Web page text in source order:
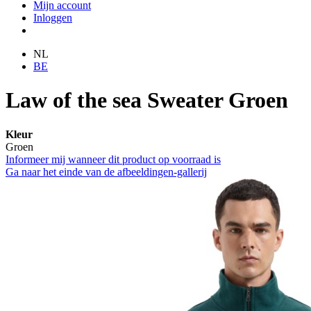
Mijn account
Inloggen
NL
BE
Law of the sea Sweater Groen
Kleur
Groen
Informeer mij wanneer dit product op voorraad is
Ga naar het einde van de afbeeldingen-gallerij